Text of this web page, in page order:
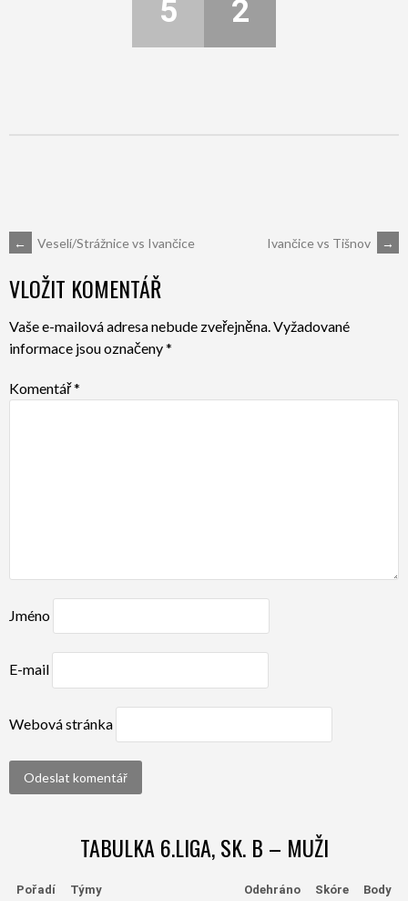
5 2
POST
NAVIGATION
← Veselí/Strážnice vs Ivančice Ivančice vs Tišnov →
VLOŽIT KOMENTÁŘ
Vaše e-mailová adresa nebude zveřejněna.Vyžadované
informace jsou označeny*
Komentář*
Jméno
E-mail
Webová stránka
TABULKA 6.LIGA, SK. B – MUŽI
Pořadí Týmy Odehráno Skóre Body